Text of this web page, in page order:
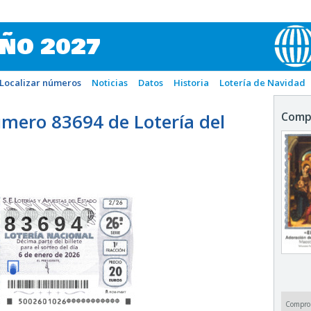
2027
Localizar números Noticias Datos Historia Lotería de Navidad
83694 de Lotería del
83694